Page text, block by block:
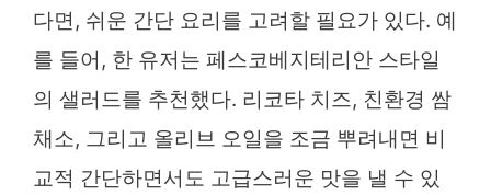
다면, 쉬운 간단 요리를 고려할 필요가 있다. 예
를 들어, 한 유저는 페스코베지테리안 스타일
의 샐러드를 추천했다. 리코타 치즈, 친환경 쌈
채소, 그리고 올리브 오일을 조금 뿌려내면 비
교적 간단하면서도 고급스러운 맛을 낼 수 있